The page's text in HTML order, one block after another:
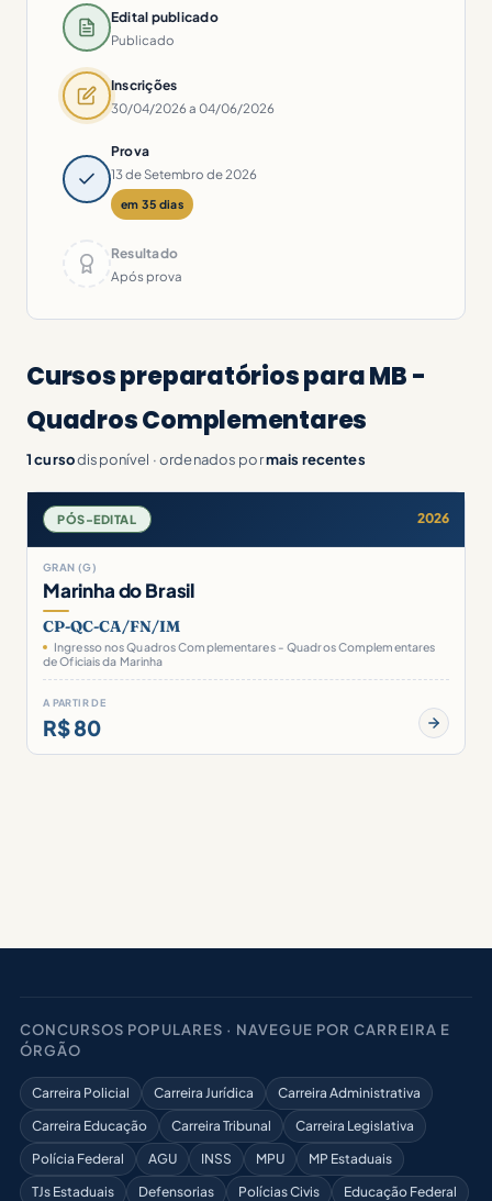
Edital publicado
Publicado
Inscrições
30/04/2026 a 04/06/2026
Prova
13 de Setembro de 2026
em 35 dias
Resultado
Após prova
Cursos preparatórios para MB -
Quadros Complementares
1 cursodisponível · ordenados pormais recentes
PÓS-EDITAL 2026
GRAN (G)
Marinha do Brasil
CP-QC-CA/FN/IM
Ingresso nos Quadros Complementares - Quadros Complementares
de Oficiais da Marinha
A PARTIR DE
R$ 80
CONCURSOS POPULARES · NAVEGUE POR CARREIRA E
ÓRGÃO
Carreira Policial Carreira Jurídica
Carreira Administrativa
Carreira Educação
Carreira Tribunal
Carreira Legislativa
Polícia Federal
AGU INSS MPU
MP Estaduais
TJs Estaduais
Defensorias Polícias Civis
Educação Federal